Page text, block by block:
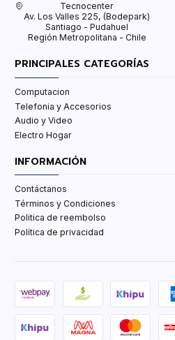
Tecnocenter
Av. Los Valles 225, (Bodepark)
Santiago - Pudahuel
Región Metropolitana - Chile
PRINCIPALES CATEGORÍAS
Computacion
Telefonia y Accesorios
Audio y Video
Electro Hogar
INFORMACIÓN
Contáctanos
Términos y Condiciones
Politica de reembolso
Política de privacidad